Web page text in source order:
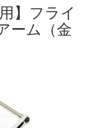
】フライ
ーム（金